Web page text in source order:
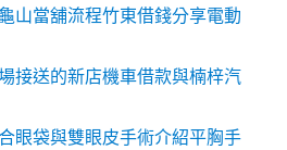
山當舖流程竹東借錢分享電動
接送的新店機車借款與楠梓汽
眼袋與雙眼皮手術介紹平胸手